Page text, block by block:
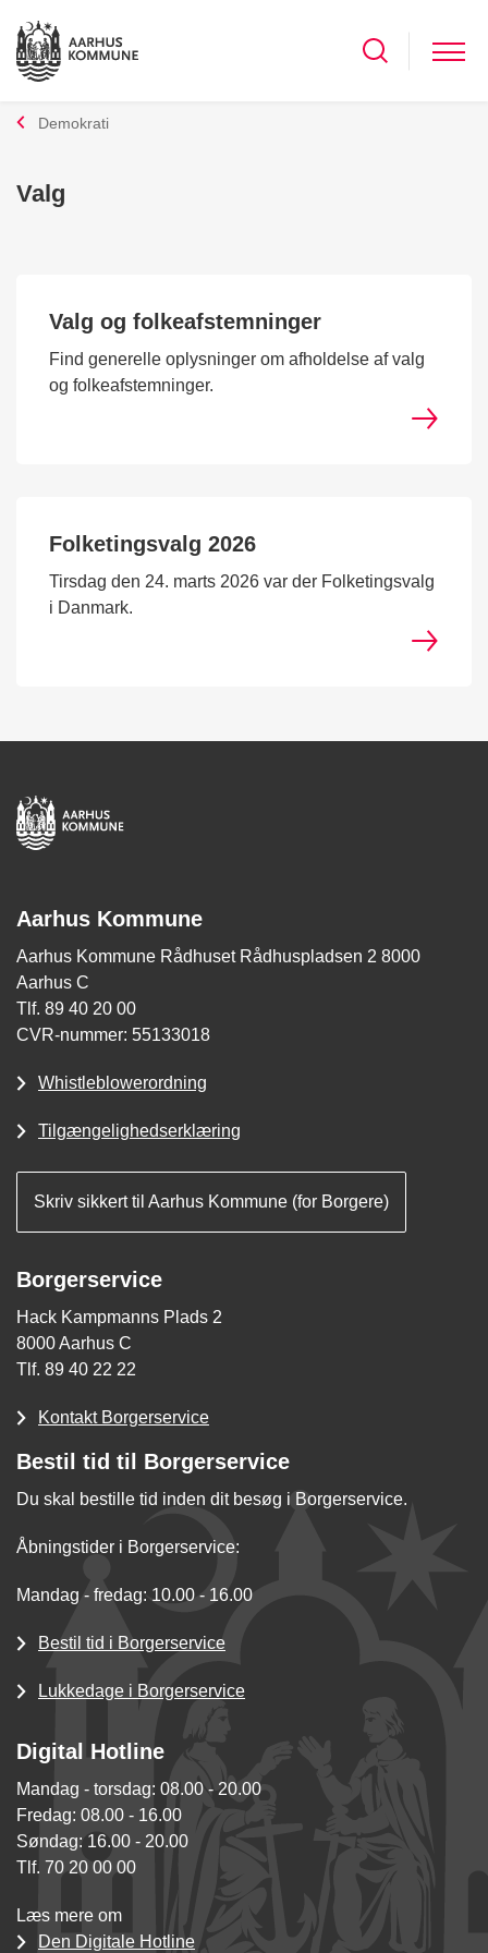
Demokrati
Valg
Valg og folkeafstemninger
Find generelle oplysninger om afholdelse af valg
og folkeafstemninger.
Folketingsvalg 2026
Tirsdag den 24. marts 2026 var der Folketingsvalg
i Danmark.
Aarhus Kommune
Aarhus Kommune Rådhuset Rådhuspladsen 2 8000
Aarhus C
Tlf. 89 40 20 00
CVR-nummer: 55133018
Whistleblowerordning
Tilgængelighedserklæring
Skriv sikkert til Aarhus Kommune (for Borgere)
Borgerservice
Hack Kampmanns Plads 2
8000 Aarhus C
Tlf. 89 40 22 22
Kontakt Borgerservice
Bestil tid til Borgerservice
Du skal bestille tid inden dit besøg i Borgerservice.
Åbningstider i Borgerservice:
Mandag - fredag: 10.00 - 16.00
Bestil tid i Borgerservice
Lukkedage i Borgerservice
Digital Hotline
Mandag - torsdag: 08.00 - 20.00
Fredag: 08.00 - 16.00
Søndag: 16.00 - 20.00
Tlf. 70 20 00 00
Læs mere om
Den Digitale Hotline